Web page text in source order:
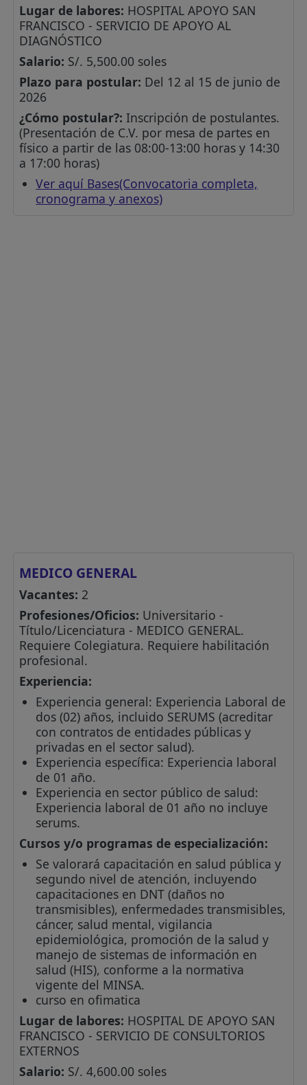
Lugar de labores: HOSPITAL APOYO SAN
FRANCISCO - SERVICIO DE APOYO AL
DIAGNÓSTICO
Salario: S/. 5,500.00 soles
Plazo para postular: Del 12 al 15 de junio de
2026
¿Cómo postular?: Inscripción de postulantes.
(Presentación de C.V. por mesa de partes en
físico a partir de las 08:00-13:00 horas y 14:30
a 17:00 horas)
Ver aquí Bases(Convocatoria completa,
cronograma y anexos)
MEDICO GENERAL
Vacantes: 2
Profesiones/Oficios: Universitario -
Título/Licenciatura - MEDICO GENERAL.
Requiere Colegiatura. Requiere habilitación
profesional.
Experiencia:
Experiencia general: Experiencia Laboral de
dos (02) años, incluido SERUMS (acreditar
con contratos de entidades públicas y
privadas en el sector salud).
Experiencia específica: Experiencia laboral
de 01 año.
Experiencia en sector público de salud:
Experiencia laboral de 01 año no incluye
serums.
Cursos y/o programas de especialización:
Se valorará capacitación en salud pública y
segundo nivel de atención, incluyendo
capacitaciones en DNT (daños no
transmisibles), enfermedades transmisibles,
cáncer, salud mental, vigilancia
epidemiológica, promoción de la salud y
manejo de sistemas de información en
salud (HIS), conforme a la normativa
vigente del MINSA.
curso en ofimatica
Lugar de labores: HOSPITAL DE APOYO SAN
FRANCISCO - SERVICIO DE CONSULTORIOS
EXTERNOS
Salario: S/. 4,600.00 soles